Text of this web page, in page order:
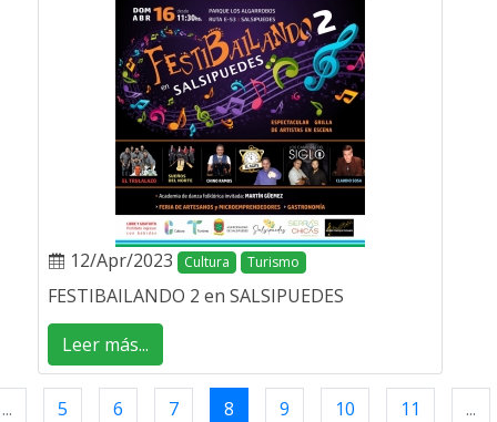
12/Apr/2023 Cultura Turismo
FESTIBAILANDO 2 en SALSIPUEDES
Leer más...
... 5 6 7 8 9 10 11 ...